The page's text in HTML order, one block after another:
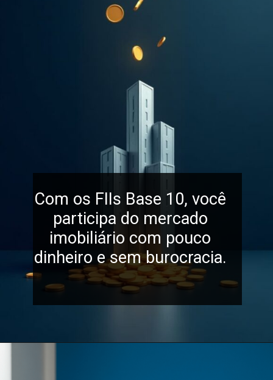
Com os FIIs Base 10, você
participa do mercado
imobiliário com pouco
dinheiro e sem burocracia.